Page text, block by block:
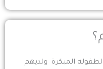
المبكرة ولديهم